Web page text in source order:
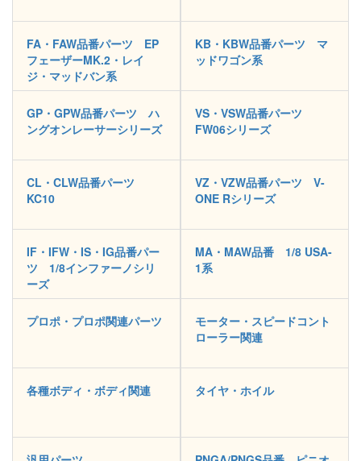
FA・FAW品番パーツ EP
フェーザーMK.2・レイ
ジ・マッドバン系
KB・KBW品番パーツ マ
ッドワゴン系
GP・GPW品番パーツ ハ
ングオンレーサーシリーズ
VS・VSW品番パーツ
FW06シリーズ
CL・CLW品番パーツ
KC10
VZ・VZW品番パーツ V-
ONE Rシリーズ
IF・IFW・IS・IG品番パー
ツ 1/8インファーノシリ
ーズ
MA・MAW品番 1/8 USA-
1系
プロポ・プロポ関連パーツ
モーター・スピードコント
ローラー関連
各種ボディ・ボディ関連 タイヤ・ホイル